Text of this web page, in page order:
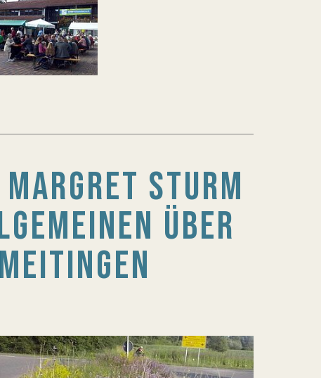
STURM
ÜBER